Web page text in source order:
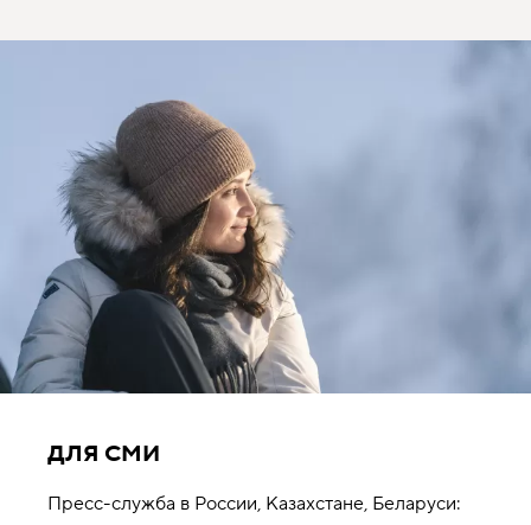
ДЛЯ СМИ
Пресс-служба в России, Казахстане, Беларуси: